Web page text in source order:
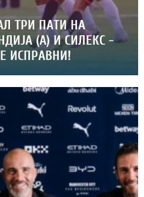
ТРИ ПАТИ НА
(А) И СИЛЕКС -
ИСПРАВНИ!